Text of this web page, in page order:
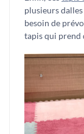
plusieurs dalles
besoin de
tapis qui prend